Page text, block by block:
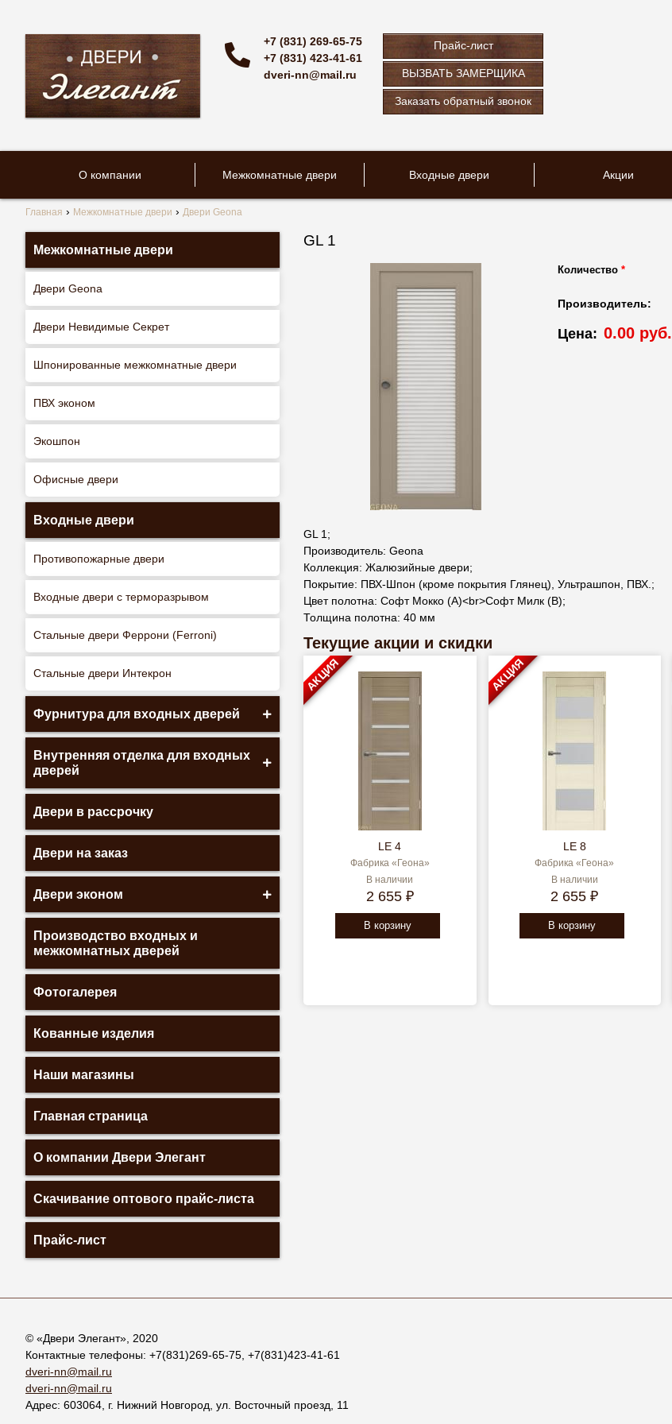
+7 (831) 269-65-75
+7 (831) 423-41-61
dveri-nn@mail.ru
Прайс-лист
ВЫЗВАТЬ ЗАМЕРЩИКА
Заказать обратный звонок
О компании Межкомнатные двери Входные двери Акции
Главная Межкомнатные двери Двери Geona
Межкомнатные двери
Двери Geona
Двери Невидимые Секрет
Шпонированные межкомнатные двери
ПВХ эконом
Экошпон
Офисные двери
Входные двери
Противопожарные двери
Входные двери с терморазрывом
Стальные двери Феррони (Ferroni)
Стальные двери Интекрон
Фурнитура для входных дверей
Внутренняя отделка для входных
дверей
Двери в рассрочку
Двери на заказ
Двери эконом
Производство входных и
межкомнатных дверей
Фотогалерея
Кованные изделия
Наши магазины
Главная страница
О компании Двери Элегант
Скачивание оптового прайс-листа
Прайс-лист
GL 1
Количество *
Производитель:
Цена: 0.00 руб.
GL 1;
Производитель: Geona
Коллекция: Жалюзийные двери;
Покрытие: ПВХ-Шпон (кроме покрытия Глянец), Ультрашпон, ПВХ.;
Цвет полотна: Софт Мокко (А)<br>Софт Милк (В);
Толщина полотна: 40 мм
Текущие акции и скидки
LE 4
Фабрика «Геона»
В наличии
2 655 ₽
В корзину
АКЦИЯ
LE 8
Фабрика «Геона»
В наличии
2 655 ₽
В корзину
АКЦИЯ
© «Двери Элегант», 2020
Контактные телефоны: +7(831)269-65-75 +7(831)423-41-61
dveri-nn@mail.ru
dveri-nn@mail.ru
Адрес: 603064 , г. Нижний Новгород ул. Восточный проезд, 11